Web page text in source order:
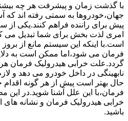
با گذشت زمان و پیشرفت هر چه
جهان،خودروها به سمتی رفته اند که
پیش برای راننده فراهم کنند.یکی از
امری لذت بخش برای شما تبدیل می
است.با اینکه این سیستم مانع از
فرمان می شود،اما ممکن است به
گردد.علت خرابی هیدرولیک فرمان
نابهینگی در داخل خودرو می دهد و
حال بهتر است پیش از هر گونه اقدام
خرابی هیدرولیک فرمان و نشانه های
باشید.